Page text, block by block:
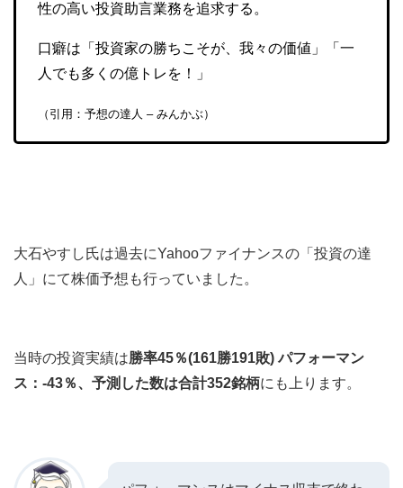
性の高い投資助言業務を追求する。
口癖は「投資家の勝ちこそが、我々の価値」「一
人でも多くの億トレを！」
（引用：予想の達人 – みんかぶ）
大石やすし氏は過去にYahooファイナンスの「投資の達
人」にて株価予想も行っていました。
当時の投資実績は勝率45％(161勝191敗) パフォーマン
ス：-43％、予測した数は合計352銘柄にも上ります。